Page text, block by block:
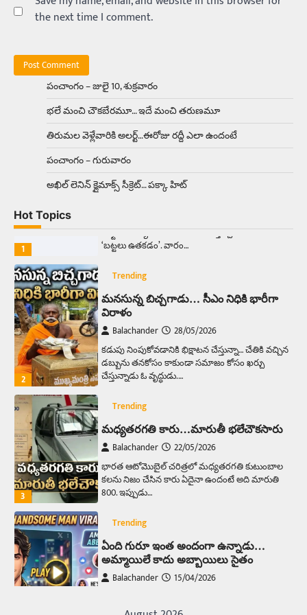
the next time I comment.
పంచాంగం – జులై 10, శుక్రవారం
భలే మంచి చౌకబేరమూ… ఇదే మంచి తరుణమూ
తిరుమల వెళ్లేవారికి అలర్ట్‌…ఈరోజు రద్దీ ఎలా ఉందంటే
పంచాంగం – గురువారం
అఖిల్‌ లెనిన్ క్లైమాక్స్‌ సీక్రెట్‌… పక్కా హిట్‌
Hot Topics
Balachander
ఉత్తర ప్రదేశ్‌లోని ఝాన్సీ జిల్లాలో ఒక వింతైన రోడ్డు
ప్రమాదం చోటుచేసుకుంది. ఝాన్సీ–కాన్పూర్ జాతీయ
రహదారిపై వేల సంఖ్యలో బీరు…
1
Trending
అక్కడ ఆదివారం బట్టలు ఉతికితే…జైలుకే
సాఫ్ట్‌వేర్ ఉద్యోగి వరకు అందరికీ గుర్తొచ్చే మొదటి పని
‘బట్టలు ఉతకడం’. వారం…
2
Trending
మనసున్న బిచ్చగాడు… సీఎం నిధికి భారీగా
విరాళం
Balachander 28/05/2026
కడుపు నింపుకోవడానికి భిక్షాటన చేస్తున్నా… చేతికి వచ్చిన
డబ్బును తనకోసం కాకుండా సమాజం కోసం ఖర్చు
చేస్తున్నాడు ఓ వృద్ధుడు.…
3
Trending
మధ్యతరగతి కారు…మారుతీ భలేచౌకసారు
Balachander 22/05/2026
భారత ఆటోమొబైల్ చరిత్రలో మధ్యతరగతి కుటుంబాల
కలను నిజం చేసిన కారు ఏదైనా ఉందంటే అది మారుతి
800. ఇప్పుడు…
Trending
ఏంది గురూ ఇంత అందంగా ఉన్నాడు…
అమ్మాయిలే కాదు అబ్బాయిలు సైతం
Balachander 15/04/2026
బోమ్మ అని పిలుస్తాం. స్పెయిన్‌ అమ్మాయిలు చాలా